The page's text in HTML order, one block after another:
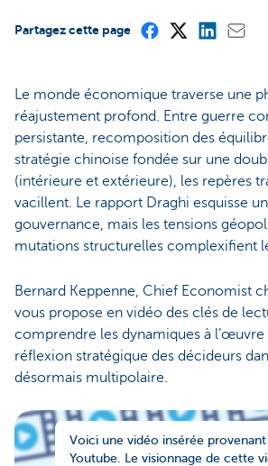
Partagez cette page
Le monde économique traverse une
réajustement profond. Entre guerre
persistante, recomposition des
stratégie chinoise fondée sur une
(intérieure et extérieure), les repères
vacillent. Le rapport Draghi esquisse
gouvernance, mais les tensions
mutations structurelles complexifient
Bernard Keppenne, Chief Economist
vous propose en vidéo des clés de
comprendre les dynamiques à
réflexion stratégique des décideurs
désormais multipolaire.
Voici une vidéo insérée provenant
Youtube. Le visionnage de cette